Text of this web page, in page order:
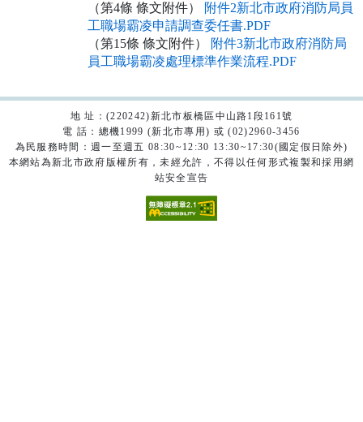
（第4條 條文附件）
附件2新北市政府消防局員
工職場霸凌申請調查委任書.PDF
（第15條 條文附件）
附件3新北市政府消防局
員工職場霸凌處理標準作業流程.PDF
地 址：(220242)新北市板橋區中山路1段161號
電 話：總機1999 (新北市專用) 或 (02)2960-3456
為民服務時間：週一至週五 08:30~12:30 13:30~17:30(國定假日除外)
本網站為新北市政府版權所有，未經允許，不得以任何形式複製和採用網
站安全宣告